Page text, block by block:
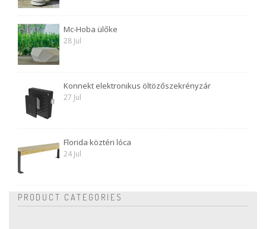
Mc-Hoba ülőke
28 Jul
Konnekt elektronikus öltözőszekrényzár
27 Jul
Florida köztéri lóca
24 Jul
PRODUCT CATEGORIES